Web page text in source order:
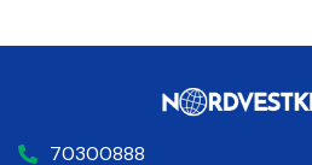
70300888